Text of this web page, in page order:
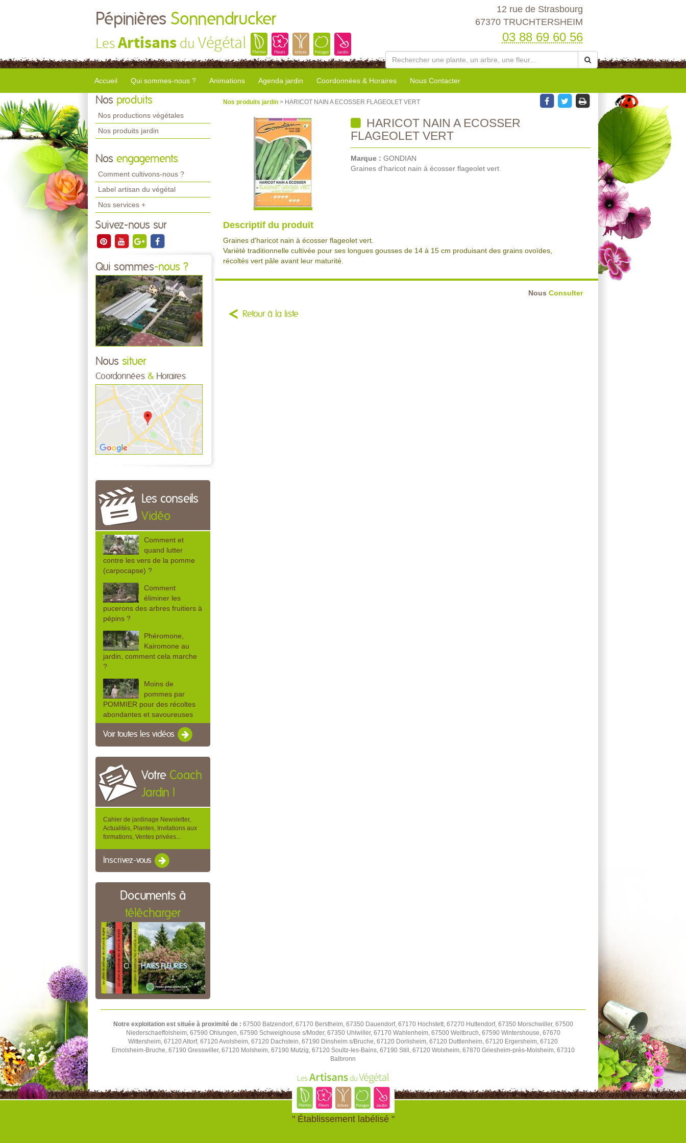
Pépinières Sonnendrucker
LesArtisans du Végétal
12 rue de Strasbourg
67370 TRUCHTERSHEIM
03 88 69 60 56
Accueil Qui sommes-nous ? Animations Agenda jardin Coordonnées & Horaires Nous Contacter
Nos produits
Nos productions végétales
Nos produits jardin
Nos engagements
Comment cultivons-nous ?
Label artisan du végétal
Nos services +
Suivez-nous sur
Qui sommes-nous ?
Nous situer
Coordonnées & Horaires
Les conseils
Vidéo
Comment et
quand lutter
contre les vers de la pomme
(carpocapse) ?
Comment
éliminer les
pucerons des arbres fruitiers à
pépins ?
Phéromone,
Kairomone au
jardin, comment cela marche
?
Moins de
pommes par
POMMIER pour des récoltes
abondantes et savoureuses
Voir toutes les vidéos
Votre Coach
Jardin !
Cahier de jardinage Newsletter,
Actualités, Plantes, Invitations aux
formations, Ventes privées...
Inscrivez-vous
Documents à
télécharger
Nos produits jardin > HARICOT NAIN A ECOSSER FLAGEOLET VERT
HARICOT NAIN A ECOSSER
FLAGEOLET VERT
Marque : GONDIAN
Graines d'haricot nain à écosser flageolet vert
Descriptif du produit
Graines d'haricot nain à écosser flageolet vert.
Variété traditionnelle cultivée pour ses longues gousses de 14 à 15 cm produisant des grains ovoïdes,
récoltés vert pâle avant leur maturité.
Nous Consulter
Retour à la liste
Notre exploitation est située à proximité de : 67500 Batzendorf, 67170 Berstheim, 67350 Dauendorf, 67170 Hochstett, 67270 Huttendorf, 67350 Morschwiller, 67500
Niederschaeffolsheim, 67590 Ohlungen, 67590 Schweighouse s/Moder, 67350 Uhlwiller, 67170 Wahlenheim, 67500 Weitbruch, 67590 Wintershouse, 67670
Wittersheim, 67120 Altorf, 67120 Avolsheim, 67120 Dachstein, 67190 Dinsheim s/Bruche, 67120 Dorlisheim, 67120 Duttlenheim, 67120 Ergersheim, 67120
Ernolsheim-Bruche, 67190 Gresswiller, 67120 Molsheim, 67190 Mutzig, 67120 Soultz-les-Bains, 67190 Still, 67120 Wolxheim, 67870 Griesheim-près-Molsheim, 67310
Balbronn
" Établissement labélisé "